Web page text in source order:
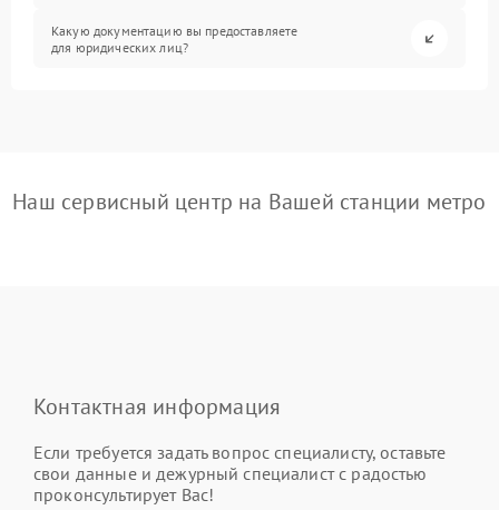
Какую документацию вы предоставляете
для юридических лиц?
Наш сервисный центр на Вашей станции метро
Контактная информация
Если требуется задать вопрос специалисту, оставьте
свои данные и дежурный специалист с радостью
проконсультирует Вас!